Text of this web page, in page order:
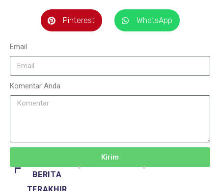
Pinterest WhatsApp
Email
Komentar Anda
Kirim
BERITA